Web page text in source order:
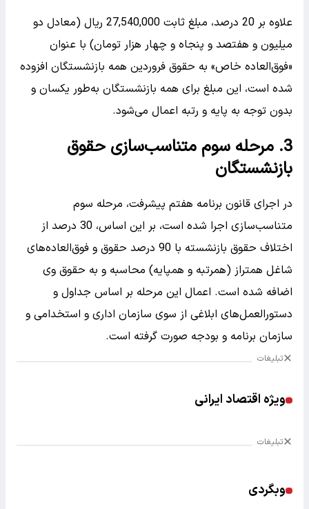
علاوه بر 20 درصد، مبلغ ثابت 27,540,000 ریال (معادل دو
میلیون و هفتصد و پنجاه و چهار هزار تومان) با عنوان
«فوق‌العاده خاص» به حقوق فروردین همه بازنشستگان افزوده
شده است، این مبلغ برای همه بازنشستگان به‌طور یکسان و
بدون توجه به پایه و رتبه اعمال می‌شود.
3. مرحله سوم متناسب‌سازی حقوق
بازنشستگان
در اجرای قانون برنامه هفتم پیشرفت، مرحله سوم
متناسب‌سازی اجرا شده است، بر این اساس، 30 درصد از
اختلاف حقوق بازنشسته با 90 درصد حقوق و فوق‌العاده‌های
شاغل همتراز (همرتبه و همپایه) محاسبه و به حقوق وی
اضافه شده است. اعمال این مرحله بر اساس جداول و
دستورالعمل‌های ابلاغی از سوی سازمان اداری و استخدامی و
سازمان برنامه و بودجه صورت گرفته است.
تبلیغات
ویژه اقتصاد ایرانی
تبلیغات
وبگردی